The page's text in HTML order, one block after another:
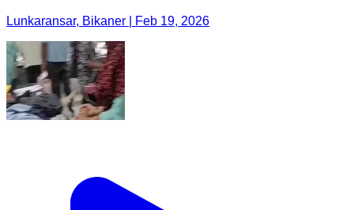
Lunkaransar, Bikaner | Feb 19, 2026